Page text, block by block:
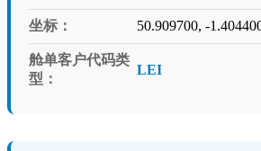
坐标： 50.909700, -
舱单客户代码类
型：
LEI